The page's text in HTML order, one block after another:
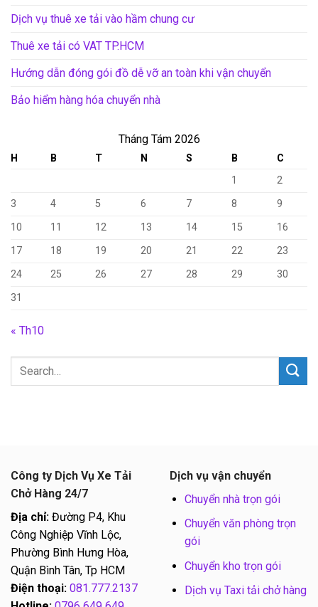
Dịch vụ thuê xe tải vào hầm chung cư
Thuê xe tải có VAT TP.HCM
Hướng dẫn đóng gói đồ dễ vỡ an toàn khi vận chuyển
Bảo hiểm hàng hóa chuyển nhà
Tháng Tám 2026
H B T N S B
C
1
2
3
4 5 6 7 8
9
10
11 12 13 14 15
16
17
18 19 20 21 22
23
24
25 26 27 28 29
30
31
« Th10
Công ty Dịch Vụ Xe Tải
Chở Hàng 24/7
Địa chỉ: Đường P4, Khu
Công Nghiệp Vĩnh Lộc,
Phường Bình Hưng Hòa,
Quận Bình Tân, Tp HCM
Điện thoại: 081.777.2137
Dịch vụ vận chuyển
Chuyển nhà trọn gói
Chuyển văn phòng trọn
gói
Chuyển kho trọn gói
Dịch vụ Taxi tải chở hàng